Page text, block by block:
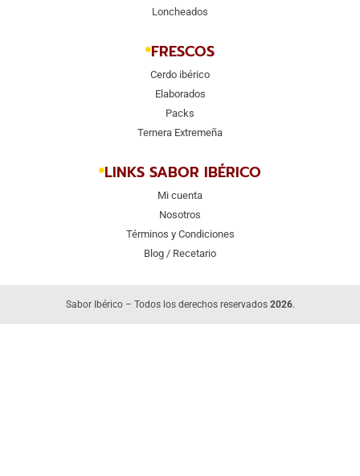
Loncheados
FRESCOS
Cerdo ibérico
Elaborados
Packs
Ternera Extremeña
LINKS SABOR IBÉRICO
Mi cuenta
Nosotros
Términos y Condiciones
Blog / Recetario
Sabor Ibérico – Todos los derechos reservados 2026.